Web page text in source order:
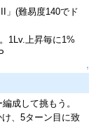
」(難易度140でド
1Lv.上昇毎に1%
↑
成して挑もう。
、5ターン目に致